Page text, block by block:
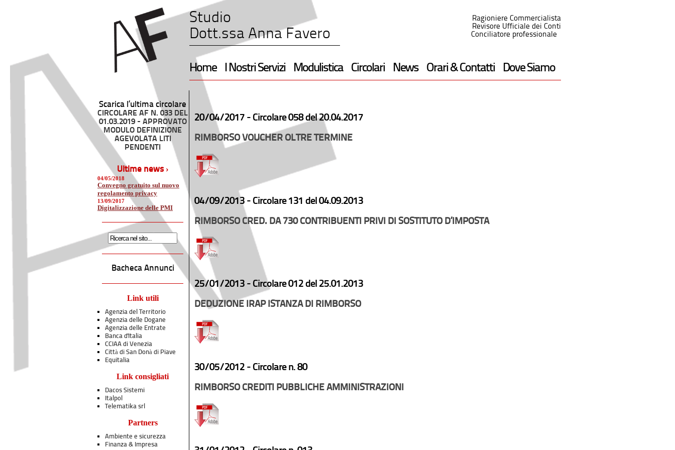
Studio
Dott.ssa Anna Favero
Ragioniere Commercialista
Revisore Ufficiale dei Conti
Conciliatore professionale
Home I Nostri Servizi Modulistica Circolari News Orari & Contatti Dove Siamo
Scarica l’ultima circolare
CIRCOLARE AF N. 033 DEL
01.03.2019 - APPROVATO
MODULO DEFINIZIONE
AGEVOLATA LITI
PENDENTI
Ultime news ›
04/05/2018
Convegno gratuito sul nuovo
regolamento privacy
13/09/2017
Digitalizzazione delle PMI
Bacheca Annunci
Link utili
Agenzia del Territorio
Agenzia delle Dogane
Agenzia delle Entrate
Banca d'Italia
CCIAA di Venezia
Città di San Donà di Piave
Equitalia
Link consigliati
Dacos Sistemi
Italpol
Telematika srl
Partners
Ambiente e sicurezza
Finanza & Impresa
20/04/2017 - Circolare 058 del 20.04.2017
RIMBORSO VOUCHER OLTRE TERMINE
04/09/2013 - Circolare 131 del 04.09.2013
RIMBORSO CRED. DA 730 CONTRIBUENTI PRIVI DI SOSTITUTO D’IMPOSTA
25/01/2013 - Circolare 012 del 25.01.2013
DEDUZIONE IRAP ISTANZA DI RIMBORSO
30/05/2012 - Circolare n. 80
RIMBORSO CREDITI PUBBLICHE AMMINISTRAZIONI